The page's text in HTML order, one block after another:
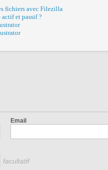
fichiers avec Filezilla
et passif ?
Email
facultatif